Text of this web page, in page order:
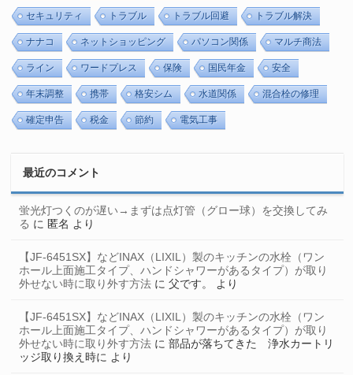
セキュリティ トラブル トラブル回避 トラブル解決
ナナコ ネットショッピング パソコン関係 マルチ商法
ライン ワードプレス 保険 国民年金 安全
年末調整 携帯 格安シム 水道関係 混合栓の修理
確定申告 税金 節約 電気工事
最近のコメント
蛍光灯つくのが遅い→まずは点灯管（グロー球）を交換してみ
る に 匿名 より
【JF-6451SX】などINAX（LIXIL）製のキッチンの水栓（ワン
ホール上面施工タイプ、ハンドシャワーがあるタイプ）が取り
外せない時に取り外す方法 に父です。 より
【JF-6451SX】などINAX（LIXIL）製のキッチンの水栓（ワン
ホール上面施工タイプ、ハンドシャワーがあるタイプ）が取り
外せない時に取り外す方法 に部品が落ちてきた 浄水カートリ
ッジ取り換え時に より